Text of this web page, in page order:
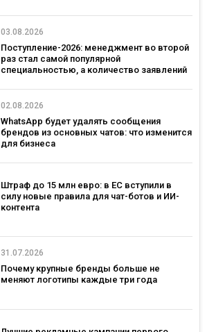
03.08.2026
Поступление-2026: менеджмент во второй
раз стал самой популярной
специальностью, а количество заявлений
02.08.2026
WhatsApp будет удалять сообщения
брендов из основных чатов: что изменится
для бизнеса
Штраф до 15 млн евро: в ЕС вступили в
силу новые правила для чат-ботов и ИИ-
контента
31.07.2026
Почему крупные бренды больше не
меняют логотипы каждые три года